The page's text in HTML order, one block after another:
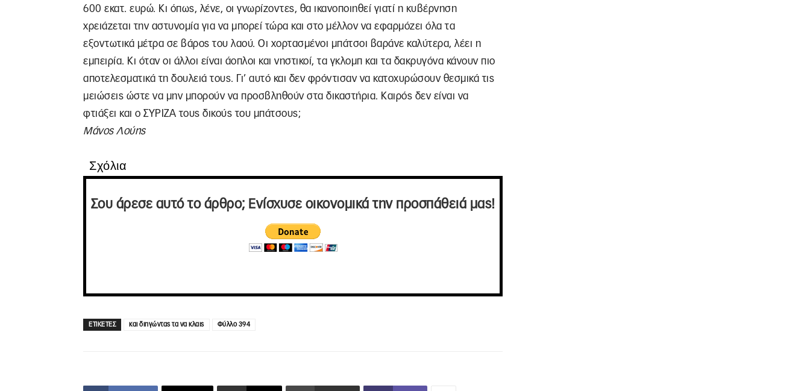
600 εκατ. ευρώ. Κι όπως, λένε, οι γνωρίζοντες, θα ικανοποιηθεί γιατί η κυβέρνηση
χρειάζεται την αστυνομία για να μπορεί τώρα και στο μέλλον να εφαρμόζει όλα τα
εξοντωτικά μέτρα σε βάρος του λαού. Οι χορτασμένοι μπάτσοι βαράνε καλύτερα, λέει η
εμπειρία. Κι όταν οι άλλοι είναι άοπλοι και νηστικοί, τα γκλομπ και τα δακρυγόνα κάνουν πιο
αποτελεσματικά τη δουλειά τους. Γι’ αυτό και δεν φρόντισαν να κατοχυρώσουν θεσμικά τις
μειώσεις ώστε να μην μπορούν να προσβληθούν στα δικαστήρια. Καιρός δεν είναι να
φτιάξει και ο ΣΥΡΙΖΑ τους δικούς του μπάτσους;
Μάνος Λούης
Σχόλια
Σου άρεσε αυτό το άρθρο; Ενίσχυσε οικονομικά την προσπάθειά μας!
ΕΤΙΚΕΤΕΣ και διηγώντας τα να κλαις Φύλλο 394